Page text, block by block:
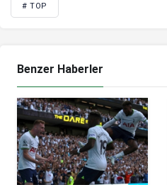
# TOP
Benzer Haberler